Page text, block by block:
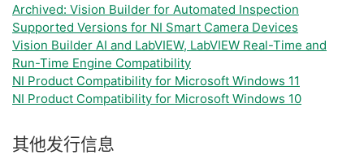
Archived: Vision Builder for Automated Inspection
Supported Versions for NI Smart Camera Devices
Vision Builder AI and LabVIEW, LabVIEW Real-Time and
Run-Time Engine Compatibility
NI Product Compatibility for Microsoft Windows 11
NI Product Compatibility for Microsoft Windows 10
其他发行信息